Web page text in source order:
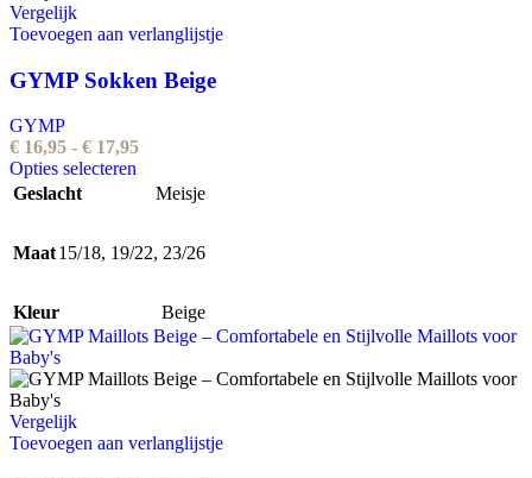
Vergelijk
Toevoegen aan verlanglijstje
GYMP Sokken Beige
GYMP
€ 16,95 - € 17,95Prijsklasse:
tot
€ 17,95
Opties selecteren
product
variaties.
kan
gekozen
op
Geslacht Meisje
Maat15/18, 19/22, 23/26
Kleur Beige
Vergelijk
Toevoegen aan verlanglijstje